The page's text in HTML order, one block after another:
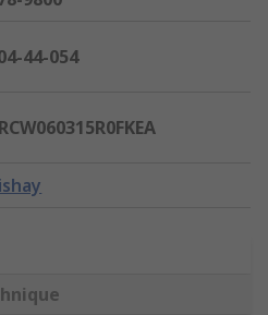
44-054